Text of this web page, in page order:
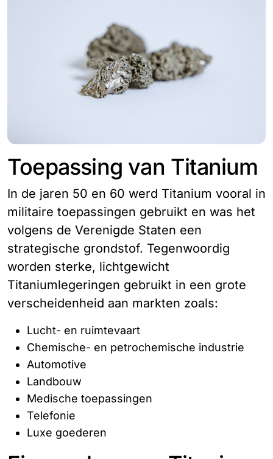
Toepassing van Titanium
In de jaren 50 en 60 werd Titanium vooral in
militaire toepassingen gebruikt en was het
volgens de Verenigde Staten een
strategische grondstof. Tegenwoordig
worden sterke, lichtgewicht
Titaniumlegeringen gebruikt in een grote
verscheidenheid aan markten zoals:
Lucht- en ruimtevaart
Chemische- en petrochemische industrie
Automotive
Landbouw
Medische toepassingen
Telefonie
Luxe goederen